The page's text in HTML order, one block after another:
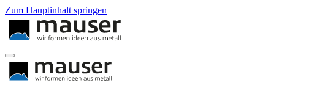
Zum Hauptinhalt springen